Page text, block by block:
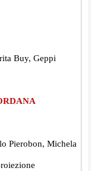
Buy, Geppi
Pierobon, Michela